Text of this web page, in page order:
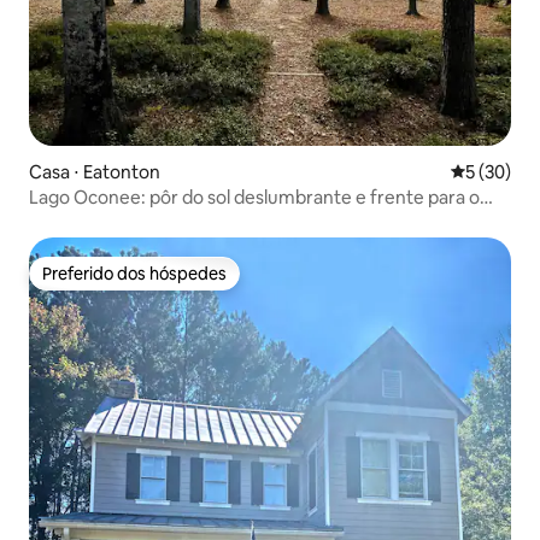
Casa ⋅ Eatonton 5 de uma
5 (30)
Lago Oconee: pôr do sol deslumbrante e frente para o
Preferido dos hóspedes
Preferido dos hóspedes